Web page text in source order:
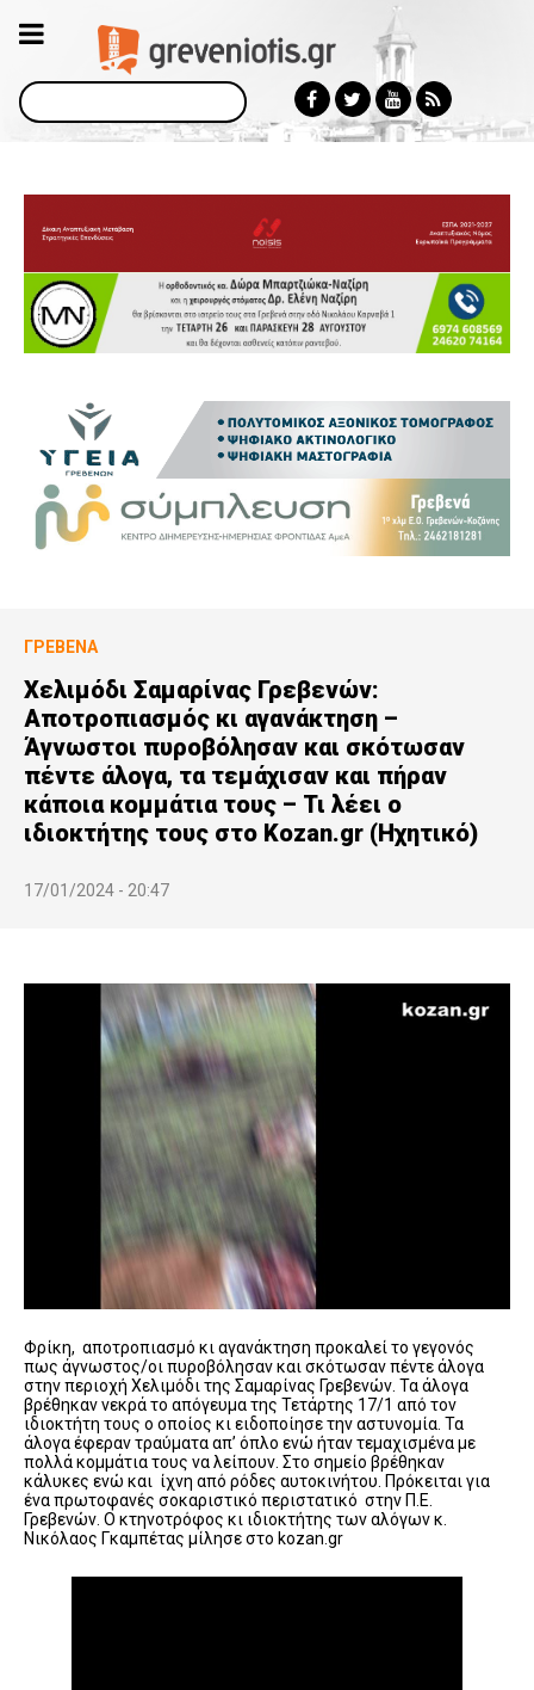
Αναζήτηση
ΓΡΕΒΕΝΆ
Χελιμόδι Σαμαρίνας Γρεβενών:
Αποτροπιασμός κι αγανάκτηση –
Άγνωστοι πυροβόλησαν και σκότωσαν
πέντε άλογα, τα τεμάχισαν και πήραν
κάποια κομμάτια τους – Τι λέει ο
ιδιοκτήτης τους στο Kozan.gr (Ηχητικό)
17/01/2024 - 20:47
Φρίκη, αποτροπιασμό κι αγανάκτηση προκαλεί το γεγονός
πως άγνωστος/οι πυροβόλησαν και σκότωσαν πέντε άλογα
στην περιοχή Χελιμόδι της Σαμαρίνας Γρεβενών. Τα άλογα
βρέθηκαν νεκρά το απόγευμα της Τετάρτης 17/1 από τον
ιδιοκτήτη τους ο οποίος κι ειδοποίησε την αστυνομία. Τα
άλογα έφεραν τραύματα απ’ όπλο ενώ ήταν τεμαχισμένα με
πολλά κομμάτια τους να λείπουν. Στο σημείο βρέθηκαν
κάλυκες ενώ και ίχνη από ρόδες αυτοκινήτου. Πρόκειται για
ένα πρωτοφανές σοκαριστικό περιστατικό στην Π.Ε.
Γρεβενών. Ο κτηνοτρόφος κι ιδιοκτήτης των αλόγων κ.
Νικόλαος Γκαμπέτας μίλησε στο kozan.gr